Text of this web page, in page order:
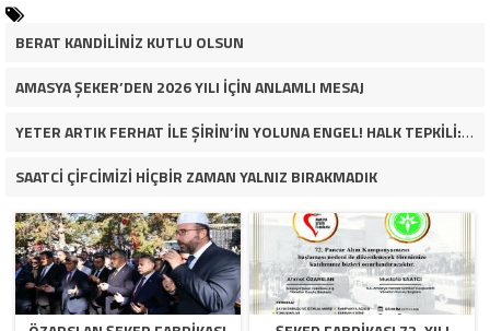
BERAT KANDİLİNİZ KUTLU OLSUN
AMASYA ŞEKER’DEN 2026 YILI İÇİN ANLAMLI MESAJ
YETER ARTIK FERHAT İLE ŞİRİN’İN YOLUNA ENGEL! HALK TEPKİLİ: “YOLU KAPATMAK ÇÖZÜM DEĞİL, GÖREVİNİ YAP!”
SAATCİ ÇİFCİMİZİ HİÇBİR ZAMAN YALNIZ BIRAKMADIK